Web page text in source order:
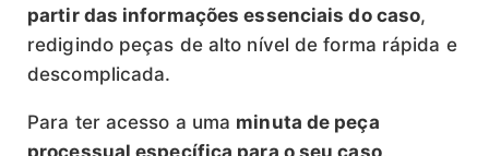
partir das informações essenciais do caso,
redigindo peças de alto nível de forma rápida e
descomplicada.
Para ter acesso a uma minuta de peça